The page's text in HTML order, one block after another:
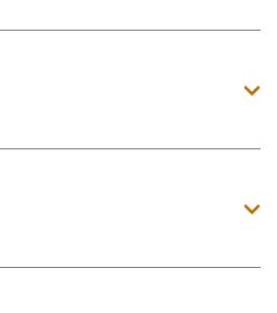
Breton
à 2h -
44000 Nantes

Armagnac
à 2h -
44000 Nantes
